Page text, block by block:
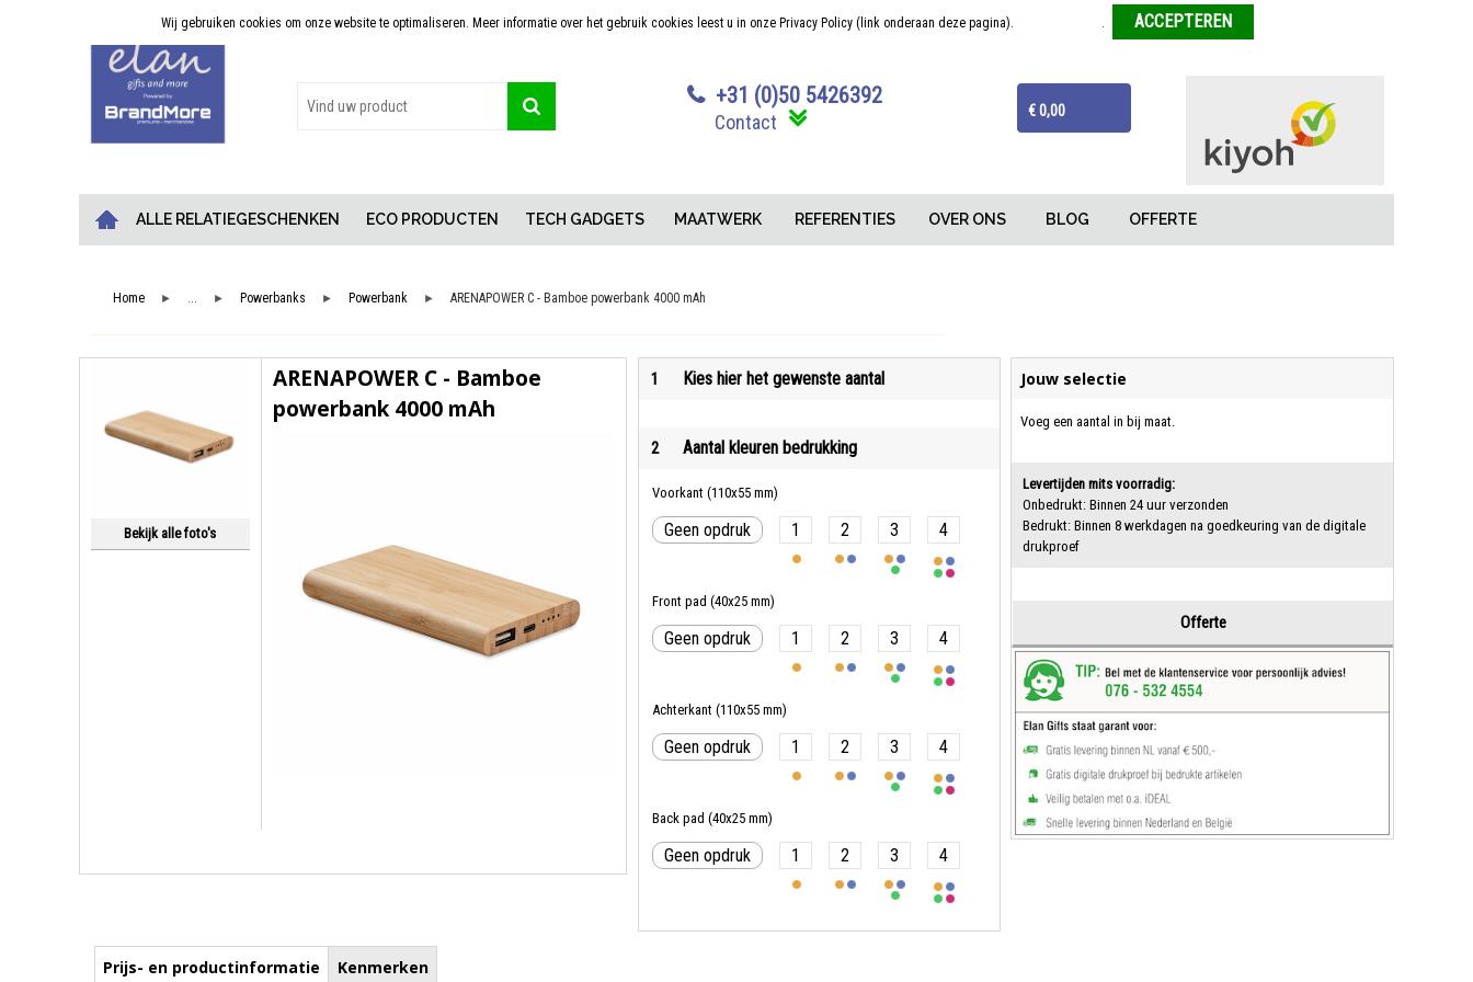
Persoonlijk advies Sterk in maatwerk Concurrerende prijzen Van tekentafel tot eindproduct
€ 0,00
+31 (0)50 5426392
Contact
ALLE RELATIEGESCHENKEN ECO PRODUCTEN TECH GADGETS MAATWERK REFERENTIES OVER ONS BLOG OFFERTE
Home ► ... ► Powerbanks ► Powerbank ► ARENAPOWER C - Bamboe powerbank 4000 mAh
1 Kies hier het gewenste aantal
2 Aantal kleuren bedrukking
Voorkant (110x55 mm)
Geen opdruk 1 2 3 4
Front pad (40x25 mm)
Geen opdruk 1 2 3 4
Achterkant (110x55 mm)
Geen opdruk 1 2 3 4
Back pad (40x25 mm)
Geen opdruk 1 2 3 4
Jouw selectie
Voeg een aantal in bij maat.
Levertijden mits voorradig:
Onbedrukt: Binnen 24 uur verzonden
Bedrukt: Binnen 8 werkdagen na goedkeuring van de digitale
drukproef
Offerte
Bekijk alle foto's
ARENAPOWER C - Bamboe
powerbank 4000 mAh
Prijs- en productinformatie Kenmerken
Wij gebruiken cookies om onze website te optimaliseren. Meer informatie over het gebruik cookies leest u in onze Privacy Policy (link onderaan deze pagina). .